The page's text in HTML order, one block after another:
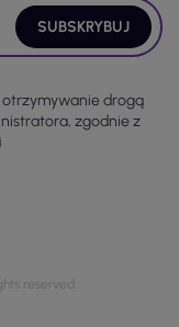
otrzymywanie drogą
zgodnie z
reserved.